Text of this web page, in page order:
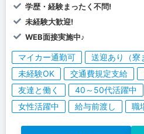
学歴・経験まったく不問!
未経験大歓迎!
WEB面接実施中♪
マイカー通勤可
送迎あり（寮
未経験OK
交通費規定支給
友達と働く
40～50代活躍中
女性活躍中
給与前渡し 職